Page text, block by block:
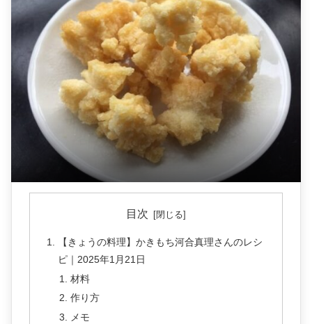
目次
【きょうの料理】かきもち河合真理さんのレシ
ピ｜2025年1月21日
材料
作り方
メモ